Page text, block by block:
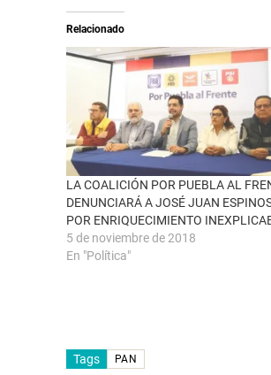
e
a
b
r
e
n
a
v
e
n
t
n
a
n
u
e
v
a
)
t
r
e
n
F
e
b
o
o
k
S
e
a
b
r
e
e
n
u
n
a
Relacionado
LA COALICIÓN POR PUEBLA AL
DENUNCIARÁ A JOSÉ JUAN
POR ENRIQUECIMIENTO
5 de noviembre de 2018
En "Política"
Tags PAN